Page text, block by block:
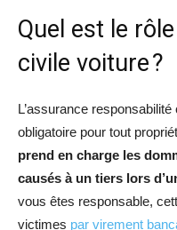
Quel est le
civile voiture ?
L’assurance
obligatoire pour tout
prend en charge les
causés à un tiers lors
vous êtes responsable,
victimes par virement